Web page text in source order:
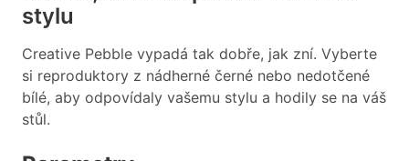
stylu
Creative Pebble vypadá tak dobře, jak zní. Vyberte
si reproduktory z nádherné černé nebo nedotčené
bílé, aby odpovídaly vašemu stylu a hodily se na váš
stůl.